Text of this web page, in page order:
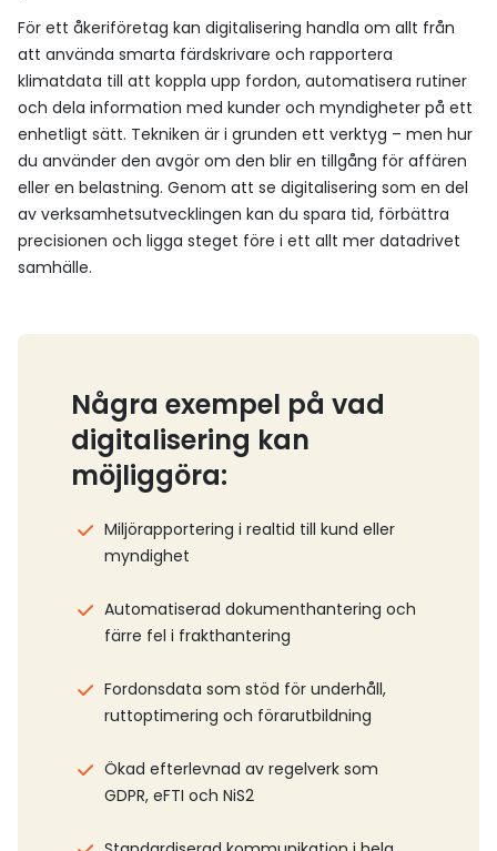
För ett åkeriföretag kan digitalisering handla om allt från
att använda smarta färdskrivare och rapportera
klimatdata till att koppla upp fordon, automatisera rutiner
och dela information med kunder och myndigheter på ett
enhetligt sätt. Tekniken är i grunden ett verktyg – men hur
du använder den avgör om den blir en tillgång för affären
eller en belastning. Genom att se digitalisering som en del
av verksamhetsutvecklingen kan du spara tid, förbättra
precisionen och ligga steget före i ett allt mer datadrivet
samhälle.
Några exempel på vad
digitalisering kan
möjliggöra:
Miljörapportering i realtid till kund eller
myndighet
Automatiserad dokumenthantering och
färre fel i frakthantering
Fordonsdata som stöd för underhåll,
ruttoptimering och förarutbildning
Ökad efterlevnad av regelverk som
GDPR, eFTI och NiS2